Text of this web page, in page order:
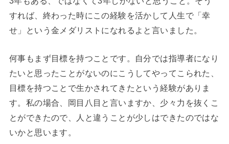
すれば、終わった時にこの経験を活かして人生で「幸
せ」という金メダリストになれるよと言いました。
何事もまず目標を持つことです。自分では指導者になり
たいと思ったことがないのにこうしてやってこられた、
目標を持つことで生かされてきたという経験がありま
す。私の場合、岡目八目と言いますか、少々力を抜くこ
とができたので、人と違うことが少しはできたのではな
いかと思います。